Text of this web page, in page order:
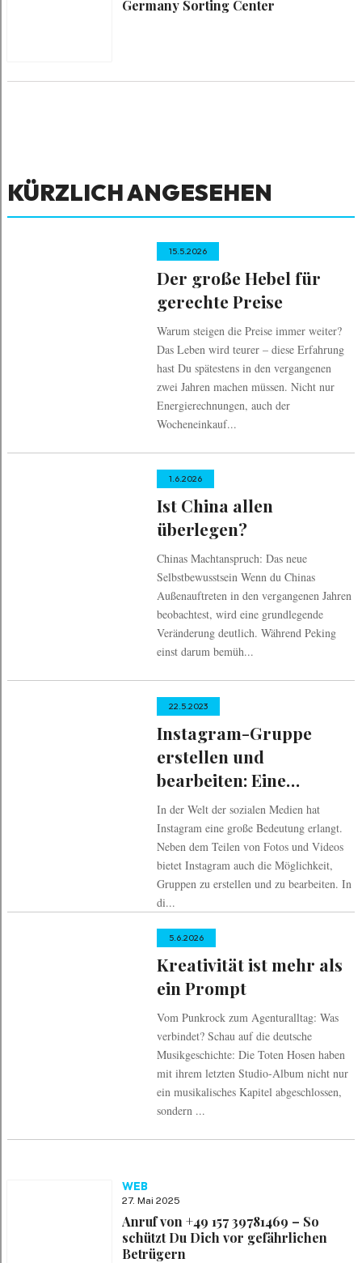
Germany Sorting Center
KÜRZLICH ANGESEHEN
15.5.2026
Der große Hebel für
gerechte Preise
Warum steigen die Preise immer weiter?
Das Leben wird teurer – diese Erfahrung
hast Du spätestens in den vergangenen
zwei Jahren machen müssen. Nicht nur
Energierechnungen, auch der
Wocheneinkauf...
1.6.2026
Ist China allen
überlegen?
Chinas Machtanspruch: Das neue
Selbstbewusstsein Wenn du Chinas
Außenauftreten in den vergangenen Jahren
beobachtest, wird eine grundlegende
Veränderung deutlich. Während Peking
einst darum bemüh...
22.5.2023
Instagram-Gruppe
erstellen und
bearbeiten: Eine
Anleitung für mehr
Interaktion und
Community
In der Welt der sozialen Medien hat
Instagram eine große Bedeutung erlangt.
Neben dem Teilen von Fotos und Videos
bietet Instagram auch die Möglichkeit,
Gruppen zu erstellen und zu bearbeiten. In
di...
5.6.2026
Kreativität ist mehr als
ein Prompt
Vom Punkrock zum Agenturalltag: Was
verbindet? Schau auf die deutsche
Musikgeschichte: Die Toten Hosen haben
mit ihrem letzten Studio-Album nicht nur
ein musikalisches Kapitel abgeschlossen,
sondern ...
WEB
27. Mai 2025
Anruf von +49 157 39781469 – So
schützt Du Dich vor gefährlichen
Betrügern